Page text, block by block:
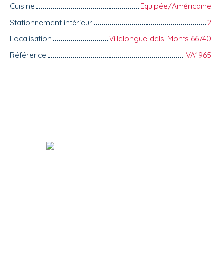
Cuisine
Equipée/Américaine
Stationnement intérieur
2
Localisation
Villelongue-dels-Monts 66740
Référence
VA1965